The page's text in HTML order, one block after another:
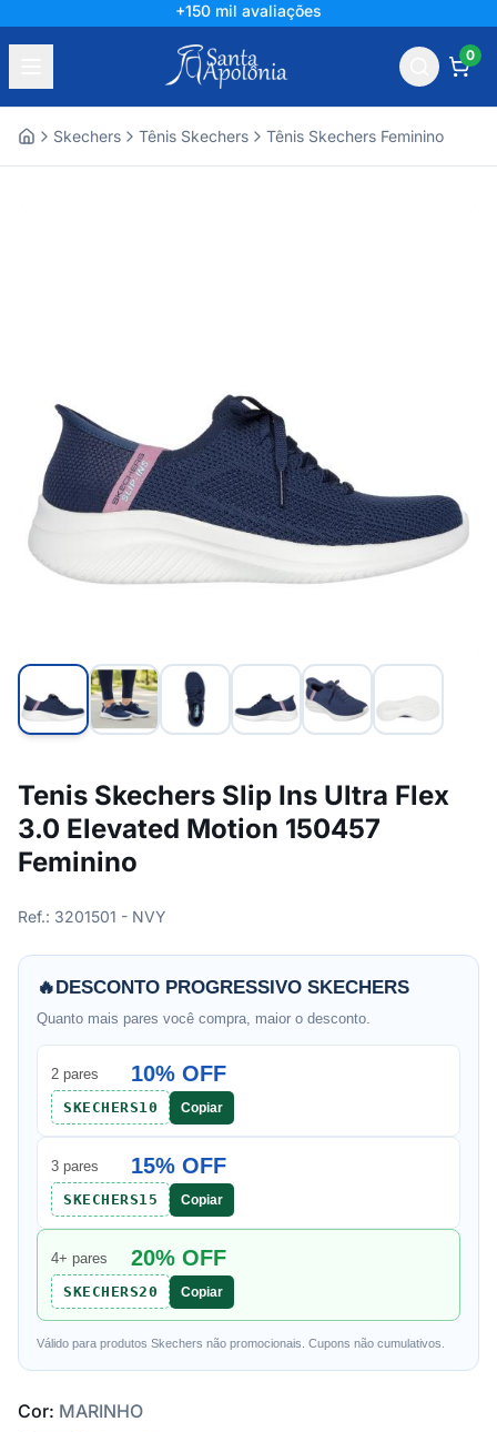
+150 mil avaliações
0
Skechers Tênis Skechers Tênis Skechers Feminino
Tenis Skechers Slip Ins Ultra Flex
3.0 Elevated Motion 150457
Feminino
Ref.: 3201501 - NVY
🔥DESCONTO PROGRESSIVO SKECHERS
Quanto mais pares você compra, maior o desconto.
2 pares 10% OFF
SKECHERS10 Copiar
3 pares 15% OFF
SKECHERS15 Copiar
4+ pares 20% OFF
SKECHERS20 Copiar
Válido para produtos Skechers não promocionais. Cupons não cumulativos.
Cor: MARINHO